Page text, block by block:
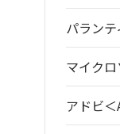
パラン
マイク
アドビ＜